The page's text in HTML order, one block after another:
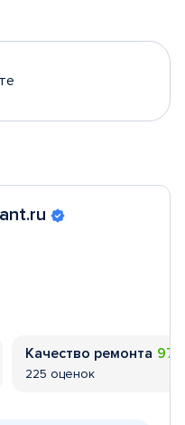
Качество ремонта
225 оценок